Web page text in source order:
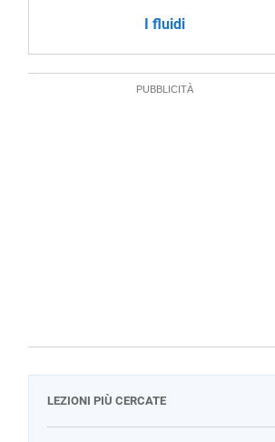
I fluidi
LEZIONI PIÙ CERCATE